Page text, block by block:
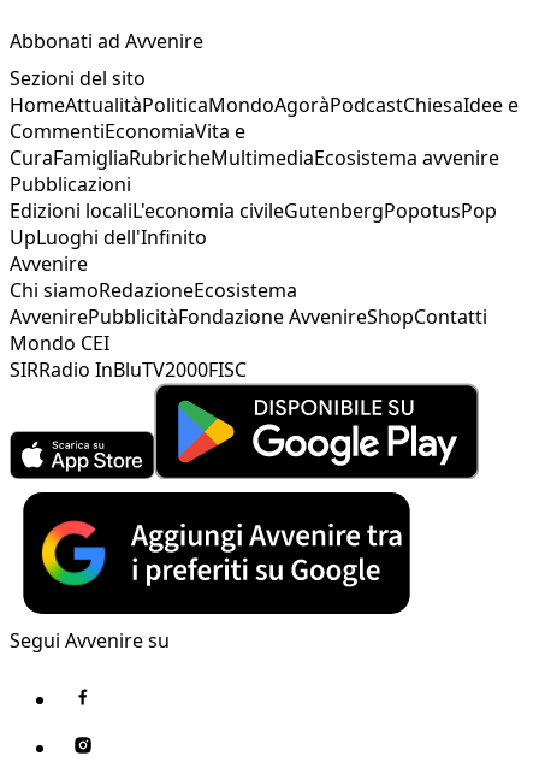
Abbonati ad Avvenire
Sezioni del sito
HomeAttualitàPoliticaMondoAgoràPodcastChiesaIdee e
CommentiEconomiaVita e
CuraFamigliaRubricheMultimediaEcosistema avvenire
Pubblicazioni
Edizioni localiL'economia civileGutenbergPopotusPop
UpLuoghi dell'Infinito
Avvenire
Chi siamoRedazioneEcosistema
AvvenirePubblicitàFondazione AvvenireShopContatti
Mondo CEI
SIRRadio InBluTV2000FISC
Segui Avvenire su